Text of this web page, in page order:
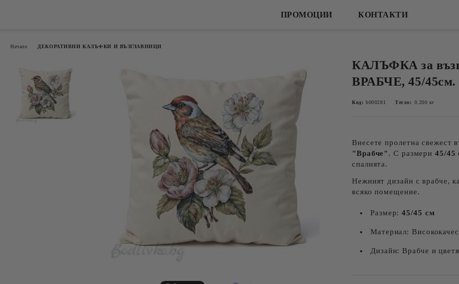
ПРОМОЦИИ КОНТАКТИ
Начало ДЕКОРАТИВНИ КАЛЪФКИ И ВЪЗГЛАВНИЦИ
КАЛЪФКА за
ВРАБЧЕ, 45/45см.
Код: b000281 Тегло: 0.200 кг
Внесете пролетна свежест
"Врабче". С размери45/45
спалнята.
Нежният дизайн с врабче,
всяко помещение.
Размер:45/45 см
Материал:
Дизайн: Врабче и цветя